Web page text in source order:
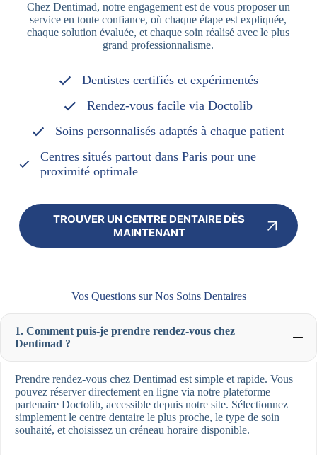
Chez Dentimad, notre engagement est de vous proposer un
service en toute confiance, où chaque étape est expliquée,
chaque solution évaluée, et chaque soin réalisé avec le plus
grand professionnalisme.
Dentistes certifiés et expérimentés
Rendez-vous facile via Doctolib
Soins personnalisés adaptés à chaque patient
Centres situés partout dans Paris pour une
proximité optimale
TROUVER UN CENTRE DENTAIRE DÈS
MAINTENANT
Vos Questions sur Nos Soins Dentaires
1. Comment puis-je prendre rendez-vous chez
Dentimad ?
Prendre rendez-vous chez Dentimad est simple et rapide. Vous
pouvez réserver directement en ligne via notre plateforme
partenaire Doctolib, accessible depuis notre site. Sélectionnez
simplement le centre dentaire le plus proche, le type de soin
souhaité, et choisissez un créneau horaire disponible.